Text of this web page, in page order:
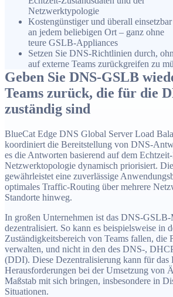
Netzwerktypologie
Kostengünstiger und überall einsetzbar
an jedem beliebigen Ort – ganz ohne
teure GSLB-Appliances
Setzen Sie DNS-Richtlinien durch,
auf externe Teams zurückgreifen zu
Geben Sie DNS-GSLB
Teams zurück, die für die
zuständig sind
BlueCat Edge DNS Global Server Load
koordiniert die Bereitstellung von DNS-
es die Antworten basierend auf dem
Netzwerktopologie dynamisch priorisiert.
gewährleistet eine zuverlässige
optimales Traffic-Routing über mehrere
Standorte hinweg.
In großen Unternehmen ist das DNS-GSLB-
dezentralisiert. So kann es beispielsweise in
Zuständigkeitsbereich von Teams fallen, die
verwalten, und nicht in den des DNS-,
(DDI). Diese Dezentralisierung kann für das
Herausforderungen bei der Umsetzung von
Maßstab mit sich bringen, insbesondere in
Situationen.